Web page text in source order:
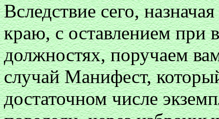
Вследствие сего,
краю, с оставлением при
должностях, поручаем
случай Манифест,
достаточном числе